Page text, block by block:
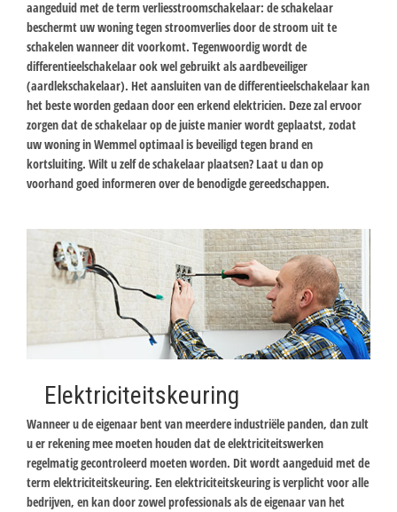
aangeduid met de term verliesstroomschakelaar: de schakelaar
beschermt uw woning tegen stroomverlies door de stroom uit te
schakelen wanneer dit voorkomt. Tegenwoordig wordt de
differentieelschakelaar ook wel gebruikt als aardbeveiliger
(aardlekschakelaar). Het aansluiten van de differentieelschakelaar kan
het beste worden gedaan door een erkend elektricien. Deze zal ervoor
zorgen dat de schakelaar op de juiste manier wordt geplaatst, zodat
uw woning in Wemmel optimaal is beveiligd tegen brand en
kortsluiting. Wilt u zelf de schakelaar plaatsen? Laat u dan op
voorhand goed informeren over de benodigde gereedschappen.
Elektriciteitskeuring
Wanneer u de eigenaar bent van meerdere industriële panden, dan zult
u er rekening mee moeten houden dat de elektriciteitswerken
regelmatig gecontroleerd moeten worden. Dit wordt aangeduid met de
term elektriciteitskeuring. Een elektriciteitskeuring is verplicht voor alle
bedrijven, en kan door zowel professionals als de eigenaar van het